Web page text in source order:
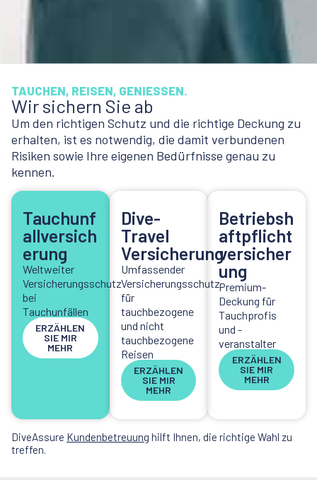
TAUCHEN, REISEN, GENIESSEN.
Wir sichern Sie ab
Um den richtigen Schutz und die richtige Deckung zu
erhalten, ist es notwendig, die damit verbundenen
Risiken sowie Ihre eigenen Bedürfnisse genau zu
kennen.
Tauchunf
allversich
erung
Weltweiter
Versicherungsschutz
bei
Tauchunfällen
ERZÄHLEN
SIE MIR
MEHR
Dive-
Travel
Versicherung
Umfassender
Versicherungsschutz
für
tauchbezogene
und nicht
tauchbezogene
Reisen
ERZÄHLEN
SIE MIR
MEHR
Betriebsh
aftpflicht
versicher
ung
Premium-
Deckung für
Tauchprofis
und -
veranstalter
ERZÄHLEN
SIE MIR
MEHR
DiveAssure Kundenbetreuung hilft Ihnen, die richtige Wahl zu
treffen.